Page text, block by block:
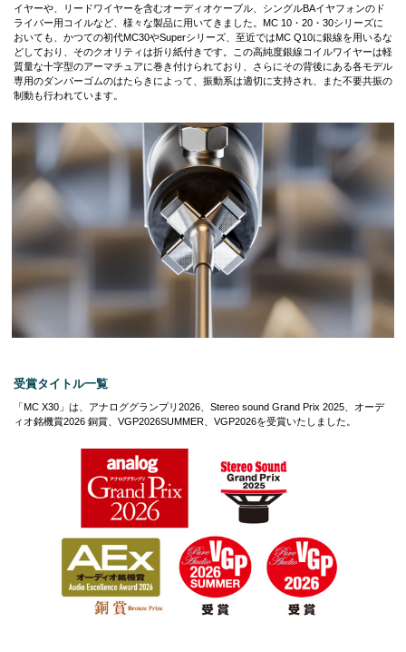
イヤーや、リードワイヤーを含むオーディオケーブル、シングルBAイヤフォンのド
ライバー用コイルなど、様々な製品に用いてきました。MC 10・20・30シリーズに
おいても、かつての初代MC30やSuperシリーズ、至近ではMC Q10に銀線を用いるな
どしており、そのクオリティは折り紙付きです。この高純度銀線コイルワイヤーは軽
質量な十字型のアーマチュアに巻き付けられており、さらにその背後にある各モデル
専用のダンパーゴムのはたらきによって、振動系は適切に支持され、また不要共振の
制動も行われています。
受賞タイトル一覧
「MC X30」は、アナロググランプリ2026、Stereo sound Grand Prix 2025、オーデ
ィオ銘機賞2026 銅賞、VGP2026SUMMER、VGP2026を受賞いたしました。